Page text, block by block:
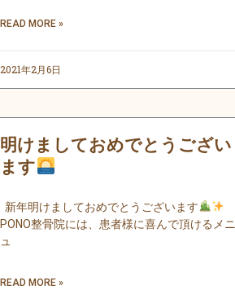
READ MORE »
2021年2月6日
明けましておめでとうござい
ます
新年明けましておめでとうございます
PONO整骨院には、患者様に喜んで頂けるメニ
ュ
READ MORE »